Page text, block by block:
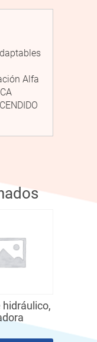
Alfa
hidráulico,